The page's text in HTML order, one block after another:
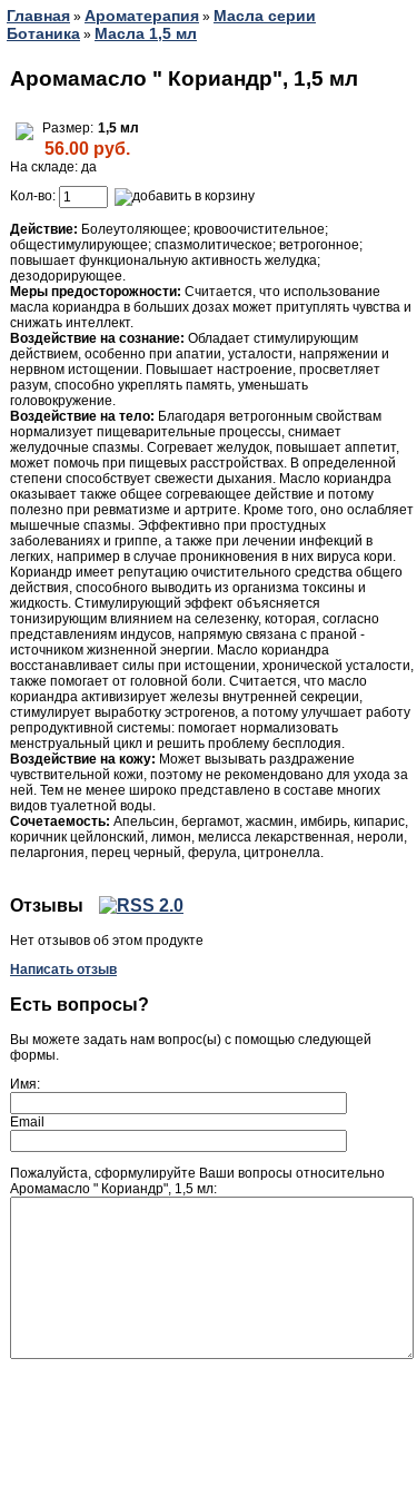
Главная » Ароматерапия » Масла серии
Ботаника » Масла 1,5 мл
Аромамасло " Кориандр", 1,5 мл
Размер: 1,5 мл
56.00 руб.
На складе: да
Кол-во:
Действие: Болеутоляющее; кровоочистительное;
общестимулирующее; спазмолитическое; ветрогонное;
повышает функциональную активность желудка;
дезодорирующее.
Меры предосторожности: Считается, что использование
масла кориандра в больших дозах может притуплять чувства и
снижать интеллект.
Воздействие на сознание: Обладает стимулирующим
действием, особенно при апатии, усталости, напряжении и
нервном истощении. Повышает настроение, просветляет
разум, способно укреплять память, уменьшать
головокружение.
Воздействие на тело: Благодаря ветрогонным свойствам
нормализует пищеварительные процессы, снимает
желудочные спазмы. Согревает желудок, повышает аппетит,
может помочь при пищевых расстройствах. В определенной
степени способствует свежести дыхания. Масло кориандра
оказывает также общее согревающее действие и потому
полезно при ревматизме и артрите. Кроме того, оно ослабляет
мышечные спазмы. Эффективно при простудных
заболеваниях и гриппе, а также при лечении инфекций в
легких, например в случае проникновения в них вируса кори.
Кориандр имеет репутацию очистительного средства общего
действия, способного выводить из организма токсины и
жидкость. Стимулирующий эффект объясняется
тонизирующим влиянием на селезенку, которая, согласно
представлениям индусов, напрямую связана с праной -
источником жизненной энергии. Масло кориандра
восстанавливает силы при истощении, хронической усталости,
также помогает от головной боли. Считается, что масло
кориандра активизирует железы внутренней секреции,
стимулирует выработку эстрогенов, а потому улучшает работу
репродуктивной системы: помогает нормализовать
менструальный цикл и решить проблему бесплодия.
Воздействие на кожу: Может вызывать раздражение
чувствительной кожи, поэтому не рекомендовано для ухода за
ней. Тем не менее широко представлено в составе многих
видов туалетной воды.
Сочетаемость: Апельсин, бергамот, жасмин, имбирь, кипарис,
коричник цейлонский, лимон, мелисса лекарственная, нероли,
пеларгония, перец черный, ферула, цитронелла.
Отзывы
Нет отзывов об этом продукте
Написать отзыв
Есть вопросы?
Вы можете задать нам вопрос(ы) с помощью следующей
формы.
Имя:
Email
Пожалуйста, сформулируйте Ваши вопросы относительно
Аромамасло " Кориандр", 1,5 мл: